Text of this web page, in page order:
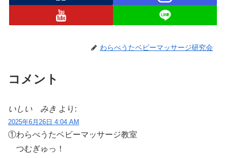
わらべうたベビーマッサージ研究会
コメント
いしい みき より:
2025年6月26日 4:04 AM
①わらべうたベビーマッサージ教室
つむぎゅっ！